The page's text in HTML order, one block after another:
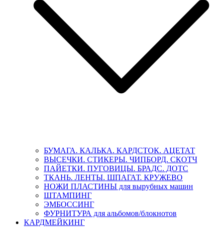
БУМАГА. КАЛЬКА. КАРДСТОК. АЦЕТАТ
ВЫСЕЧКИ. СТИКЕРЫ. ЧИПБОРД. СКОТЧ
ПАЙЕТКИ. ПУГОВИЦЫ. БРАДС. ДОТС
ТКАНЬ. ЛЕНТЫ. ШПАГАТ. КРУЖЕВО
НОЖИ ПЛАСТИНЫ для вырубных машин
ШТАМПИНГ
ЭМБОССИНГ
ФУРНИТУРА для альбомов/блокнотов
КАРДМЕЙКИНГ